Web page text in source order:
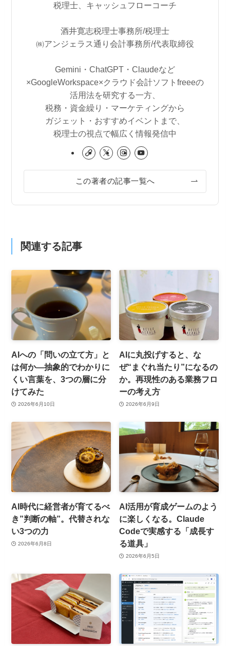
税理士、キャッシュフローコーチ
酒井寛志税理士事務所/税理士
㈱アンジェラス通り会計事務所/代表取締役
Gemini・ChatGPT・Claudeなど
×GoogleWorkspace×クラウド会計ソフトfreeeの
活用法を研究する一方、
税務・資金繰り・マーケティングから
ガジェット・おすすめイベントまで、
税理士の視点で幅広く情報発信中
この著者の記事一覧へ
関連する記事
AIへの「問いの立て方」と
は何か—抽象的でわかりに
くい言葉を、3つの層に分
けてみた
2026年6月10日
AIに丸投げすると、な
ぜ“まぐれ当たり”になるの
か。再現性のある業務フロ
ーの考え方
2026年6月9日
AI時代に経営者が育てるべ
き”判断の軸”。代替されな
い3つの力
2026年6月8日
AI活用が育成ゲームのよう
に楽しくなる。Claude
Codeで実感する「成長す
る道具」
2026年6月5日